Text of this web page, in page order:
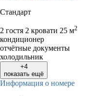
Стандарт
2 гостя 2 кровати 25 м2
кондиционер
отчётные документы
холодильник
+4
показать ещё
Информация о номере